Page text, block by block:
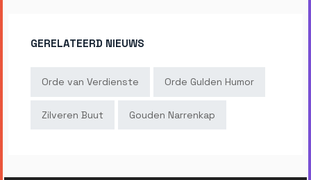
GERELATEERD NIEUWS
Orde van Verdienste Orde Gulden Humor
Zilveren Buut Gouden Narrenkap